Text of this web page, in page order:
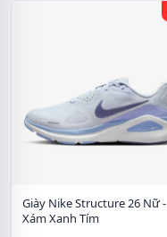
Giày Nike Structure 26 Nữ -
Xám Xanh Tím